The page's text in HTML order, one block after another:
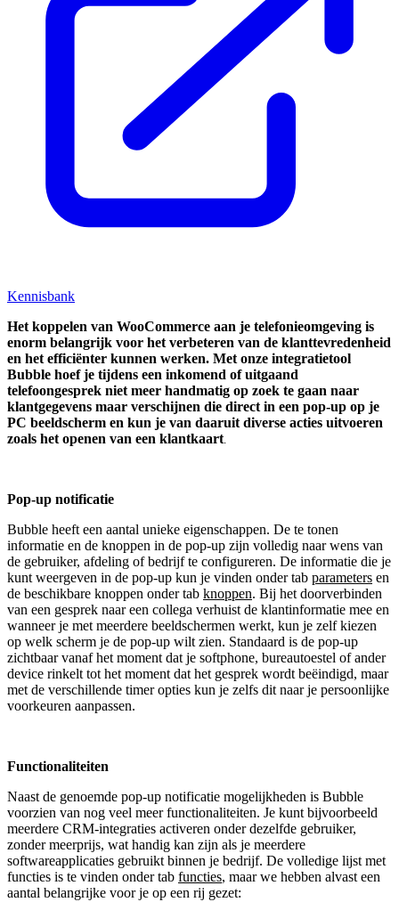
Kennisbank
Het koppelen van WooCommerce aan je telefonieomgeving is
enorm belangrijk voor het verbeteren van de klanttevredenheid
en het efficiënter kunnen werken. Met onze integratietool
Bubble hoef je tijdens een inkomend of uitgaand
telefoongesprek niet meer handmatig op zoek te gaan naar
klantgegevens maar verschijnen die direct in een pop-up op je
PC beeldscherm en kun je van daaruit diverse acties uitvoeren
zoals het openen van een klantkaart.
Pop-up notificatie
Bubble heeft een aantal unieke eigenschappen. De te tonen
informatie en de knoppen in de pop-up zijn volledig naar wens van
de gebruiker, afdeling of bedrijf te configureren. De informatie die je
kunt weergeven in de pop-up kun je vinden onder tab parameters en
de beschikbare knoppen onder tab knoppen. Bij het doorverbinden
van een gesprek naar een collega verhuist de klantinformatie mee en
wanneer je met meerdere beeldschermen werkt, kun je zelf kiezen
op welk scherm je de pop-up wilt zien. Standaard is de pop-up
zichtbaar vanaf het moment dat je softphone, bureautoestel of ander
device rinkelt tot het moment dat het gesprek wordt beëindigd, maar
met de verschillende timer opties kun je zelfs dit naar je persoonlijke
voorkeuren aanpassen.
Functionaliteiten
Naast de genoemde pop-up notificatie mogelijkheden is Bubble
voorzien van nog veel meer functionaliteiten. Je kunt bijvoorbeeld
meerdere CRM-integraties activeren onder dezelfde gebruiker,
zonder meerprijs, wat handig kan zijn als je meerdere
softwareapplicaties gebruikt binnen je bedrijf. De volledige lijst met
functies is te vinden onder tab functies, maar we hebben alvast een
aantal belangrijke voor je op een rij gezet: